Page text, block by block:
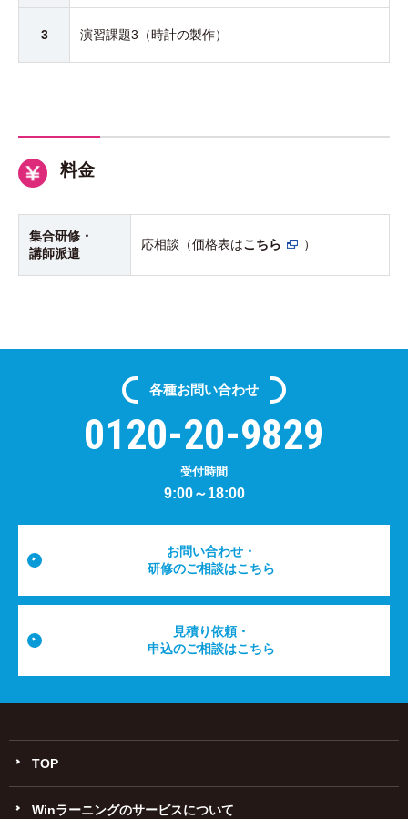
3 演習課題3（時計の製作）
料金
集合研修・
講師派遣
応相談（価格表はこちら ）
各種お問い合わせ
0120-20-9829
受付時間
9:00～18:00
お問い合わせ・
研修のご相談はこちら
見積り依頼・
申込のご相談はこちら
TOP
Winラーニングのサービスについて